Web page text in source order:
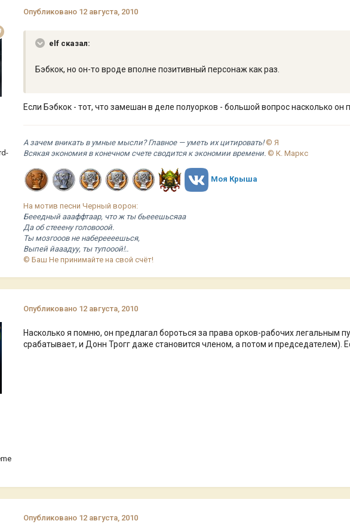
Опубликовано 12 августа, 2010
elf сказал:
Бэбкок, но он-то вроде вполне позитивный персонаж как раз.
Если Бэбкок - тот, что замешан в деле полуорков - большой вопрос насколько он
А зачем вникать в умные мысли? Главное — уметь их цитировать! © Я
Всякая экономия в конечном счете сводится к экономии времени. © К. Маркс
Моя Крыша
На мотив песни Черный ворон:
Бееедный аааффтаар, что ж ты бьееешьсяаа
Да об стееену головооой.
Ты мозгооов не набереееешься,
Выпей йааадуу, ты тупооой!..
© Баш Не принимайте на свой счёт!
Опубликовано 12 августа, 2010
Насколько я помню, он предлагал бороться за права орков-рабочих легальным
срабатывает, и Донн Трогг даже становится членом, а потом и председателем).
Опубликовано 12 августа, 2010